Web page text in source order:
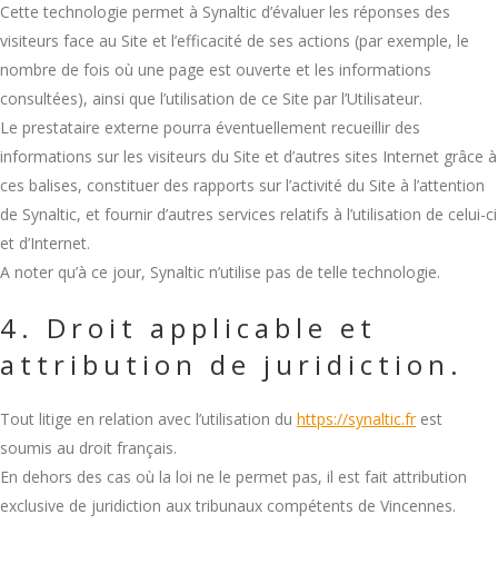
Cette technologie permet à Synaltic d’évaluer les réponses des
visiteurs face au Site et l’efficacité de ses actions (par exemple, le
nombre de fois où une page est ouverte et les informations
consultées), ainsi que l’utilisation de ce Site par l’Utilisateur.
Le prestataire externe pourra éventuellement recueillir des
informations sur les visiteurs du Site et d’autres sites Internet grâce à
ces balises, constituer des rapports sur l’activité du Site à l’attention
de Synaltic, et fournir d’autres services relatifs à l’utilisation de celui-ci
et d’Internet.
A noter qu’à ce jour, Synaltic n’utilise pas de telle technologie.
4. Droit applicable et
attribution de juridiction.
Tout litige en relation avec l’utilisation du https://synaltic.frest
soumis au droit français.
En dehors des cas où la loi ne le permet pas, il est fait attribution
exclusive de juridiction aux tribunaux compétents de Vincennes.